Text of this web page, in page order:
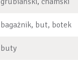
bagażnik, but, botek
buty